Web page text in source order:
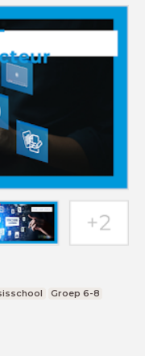
Groep 6-8